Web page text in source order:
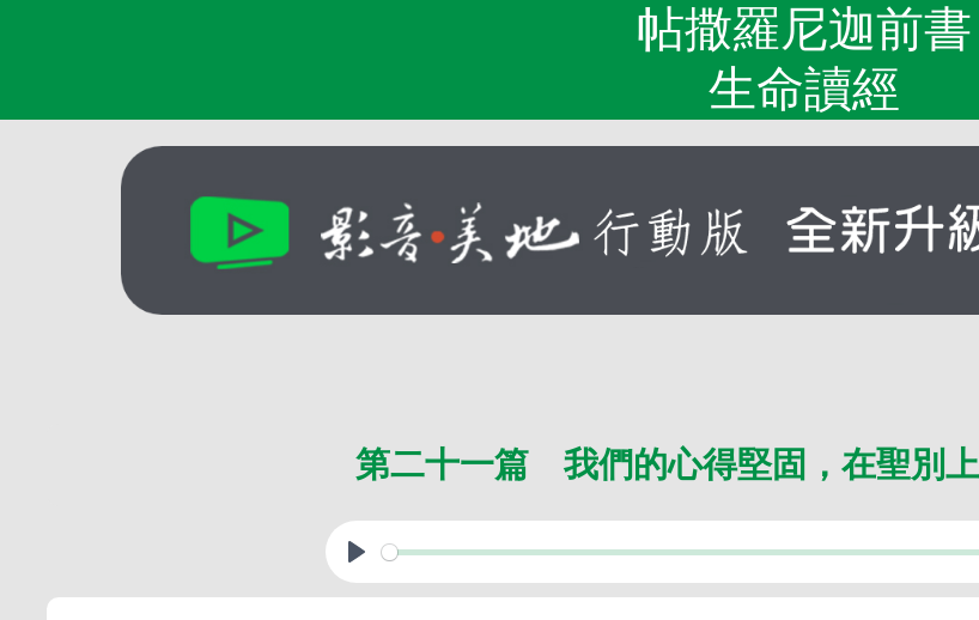
帖撒羅尼迦前書
生命讀經
第二十一篇 我們的心得堅固，在聖別上